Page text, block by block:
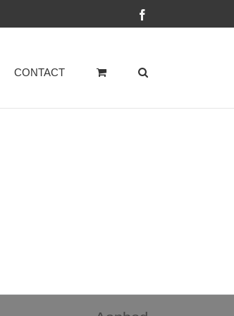
CONTACT